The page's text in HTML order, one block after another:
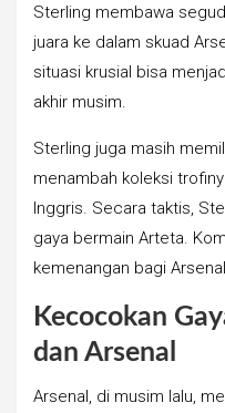
Sterling membawa
juara ke dalam skuad
situasi krusial bisa
akhir musim.
Sterling juga masih
menambah koleksi
Inggris. Secara taktis,
gaya bermain Arteta.
kemenangan bagi
Kecocokan
dan Arsenal
Arsenal, di musim lalu,